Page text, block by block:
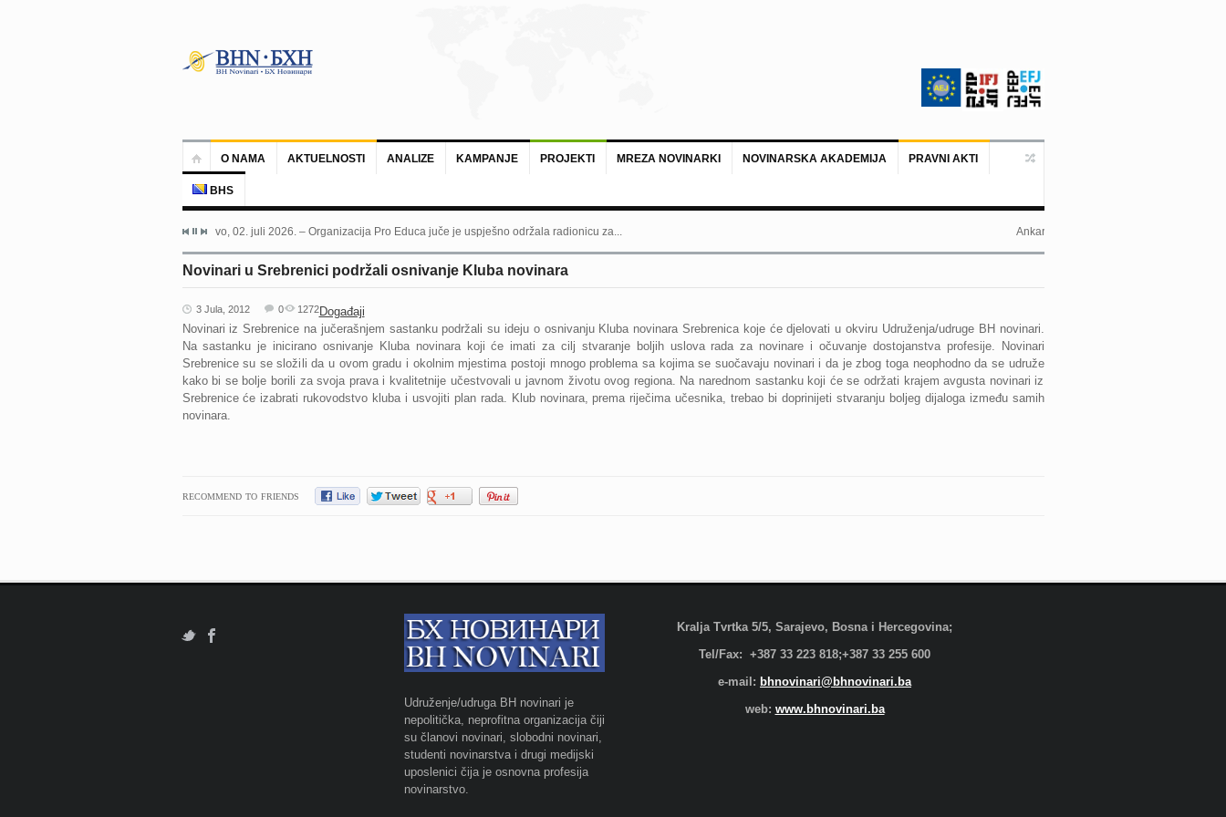
O NAMA AKTUELNOSTI ANALIZE KAMPANJE PROJEKTI MREZA NOVINARKI NOVINARSKA AKADEMIJA PRAVNI AKTI
BHS
Sarajevo, 02. juli 2026. – Organizacija Pro Educa juče je uspješno održala radionicu za... Ankara, 19. juni 2026. – Predstavnik BH
Novinari u Srebrenici podržali osnivanje Kluba novinara
3 Jula, 2012 Događaji
0 1272
Novinari iz Srebrenice na jučerašnjem sastanku podržali su ideju o osnivanju Kluba novinara Srebrenica koje će djelovati u okviru Udruženja/udruge BH novinari.
Na sastanku je inicirano osnivanje Kluba novinara koji će imati za cilj stvaranje boljih uslova rada za novinare i očuvanje dostojanstva profesije. Novinari
Srebrenice su se složili da u ovom gradu i okolnim mjestima postoji mnogo problema sa kojima se suočavaju novinari i da je zbog toga neophodno da se udruže
kako bi se bolje borili za svoja prava i kvalitetnije učestvovali u javnom životu ovog regiona. Na narednom sastanku koji će se održati krajem avgusta novinari iz
Srebrenice će izabrati rukovodstvo kluba i usvojiti plan rada. Klub novinara, prema riječima učesnika, trebao bi doprinijeti stvaranju boljeg dijaloga između samih
novinara.
RECOMMEND TO FRIENDS
Udruženje/udruga BH novinari je
nepolitička, neprofitna organizacija čiji
su članovi novinari, slobodni novinari,
studenti novinarstva i drugi medijski
uposlenici čija je osnovna profesija
novinarstvo.
Kralja Tvrtka 5/5, Sarajevo, Bosna i Hercegovina;
Tel/Fax: +387 33 223 818;+387 33 255 600
e-mail: bhnovinari@bhnovinari.ba
web: www.bhnovinari.ba